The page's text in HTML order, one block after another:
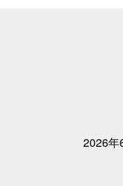
2026年